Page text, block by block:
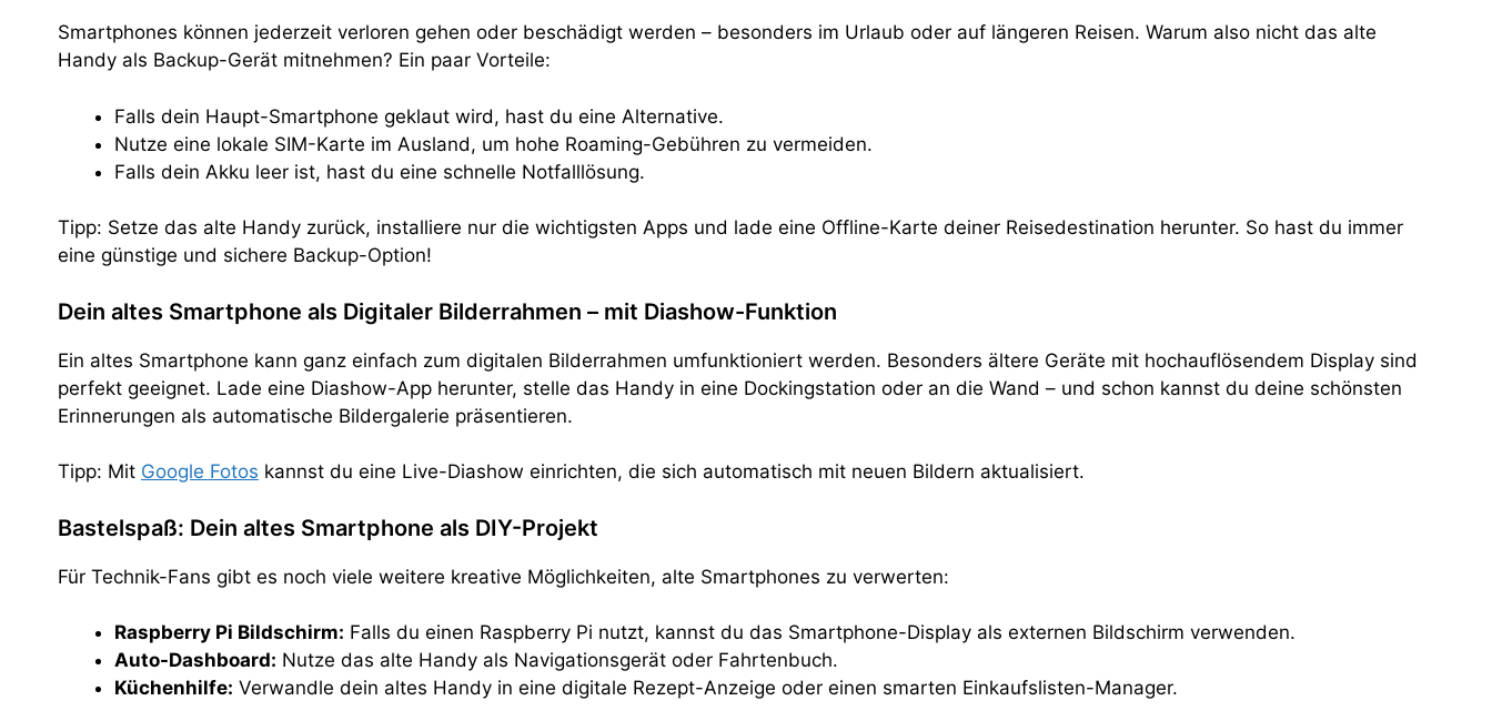
Smartphones können jederzeit verloren gehen oder beschädigt werden – besonders im Urlaub oder auf längeren Reisen. Warum also nicht das alte
Handy als Backup-Gerät mitnehmen? Ein paar Vorteile:
Falls dein Haupt-Smartphone geklaut wird, hast du eine Alternative.
Nutze eine lokale SIM-Karte im Ausland, um hohe Roaming-Gebühren zu vermeiden.
Falls dein Akku leer ist, hast du eine schnelle Notfalllösung.
Tipp: Setze das alte Handy zurück, installiere nur die wichtigsten Apps und lade eine Offline-Karte deiner Reisedestination herunter. So hast du immer
eine günstige und sichere Backup-Option!
Dein altes Smartphone als Digitaler Bilderrahmen – mit Diashow-Funktion
Ein altes Smartphone kann ganz einfach zum digitalen Bilderrahmen umfunktioniert werden. Besonders ältere Geräte mit hochauflösendem Display sind
perfekt geeignet. Lade eine Diashow-App herunter, stelle das Handy in eine Dockingstation oder an die Wand – und schon kannst du deine schönsten
Erinnerungen als automatische Bildergalerie präsentieren.
Tipp: Mit Google Fotos kannst du eine Live-Diashow einrichten, die sich automatisch mit neuen Bildern aktualisiert.
Bastelspaß: Dein altes Smartphone als DIY-Projekt
Für Technik-Fans gibt es noch viele weitere kreative Möglichkeiten, alte Smartphones zu verwerten:
Raspberry Pi Bildschirm: Falls du einen Raspberry Pi nutzt, kannst du das Smartphone-Display als externen Bildschirm verwenden.
Auto-Dashboard: Nutze das alte Handy als Navigationsgerät oder Fahrtenbuch.
Küchenhilfe: Verwandle dein altes Handy in eine digitale Rezept-Anzeige oder einen smarten Einkaufslisten-Manager.